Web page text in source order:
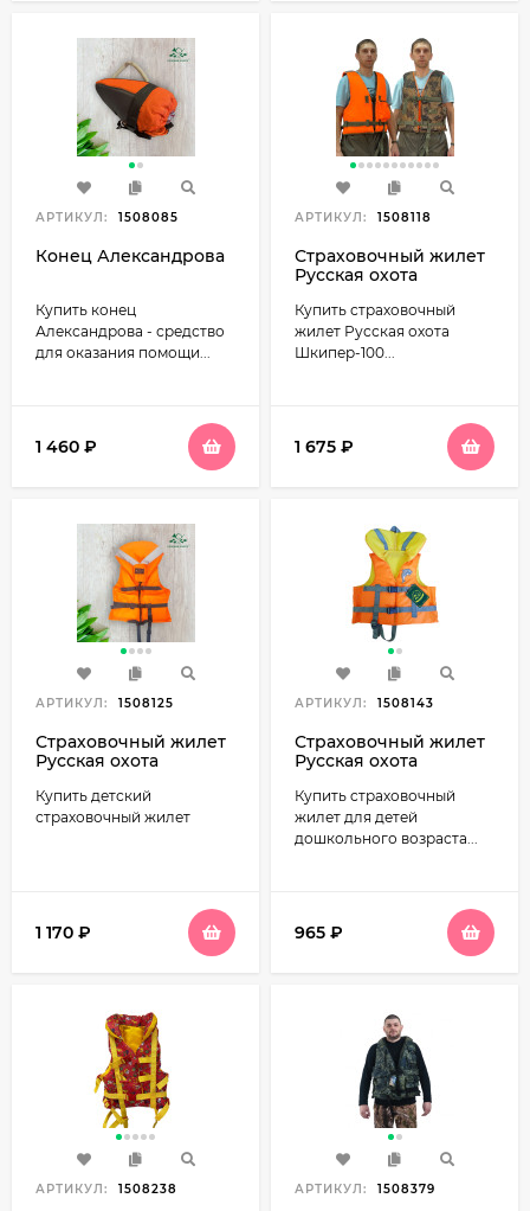
АРТИКУЛ: 1508085
Конец Александрова
Купить конец
Александрова - средство
для оказания помощи...
1 460 ₽
АРТИКУЛ: 1508118
Страховочный жилет
Русская охота
двухсторонний, р.54-
58
Купить страховочный
жилет Русская охота
Шкипер-100...
1 675 ₽
АРТИКУЛ: 1508125
Страховочный жилет
Русская охота
40 кг)
Купить детский
страховочный жилет
1 170 ₽
АРТИКУЛ: 1508143
Страховочный жилет
Русская охота
20 кг)
Купить cтраховочный
жилет для детей
дошкольного возраста...
965 ₽
АРТИКУЛ: 1508238 АРТИКУЛ: 1508379